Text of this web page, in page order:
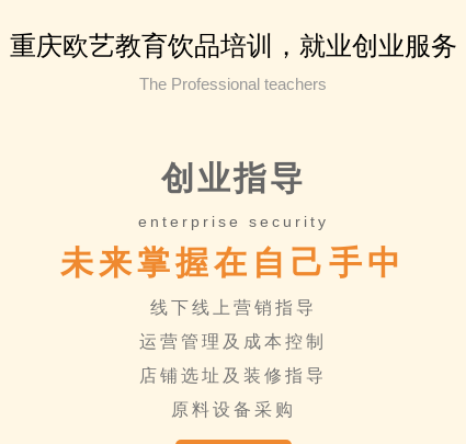
瓜富含维生素A、B1、B2、C，葡
萄糖、蔗糖、苹果酸、谷氨酸 和
重庆欧艺教育饮品培训，就业创业服务
The Professional teachers
创业指导
enterprise security
未来掌握在自己手中
线下线上营销指导
运营管理及成本控制
店铺选址及装修指导
原料设备采购